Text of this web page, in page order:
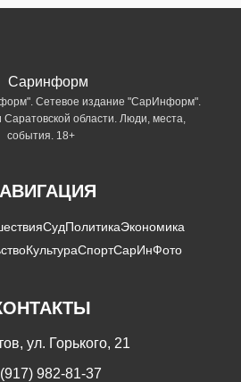
Сетевое издание "СарИнформ".
области. Люди, места,
события. 18+
СудПолитикаЭкономика
КультураСпортСарИнФото
ул. Горького, 21
982-81-37